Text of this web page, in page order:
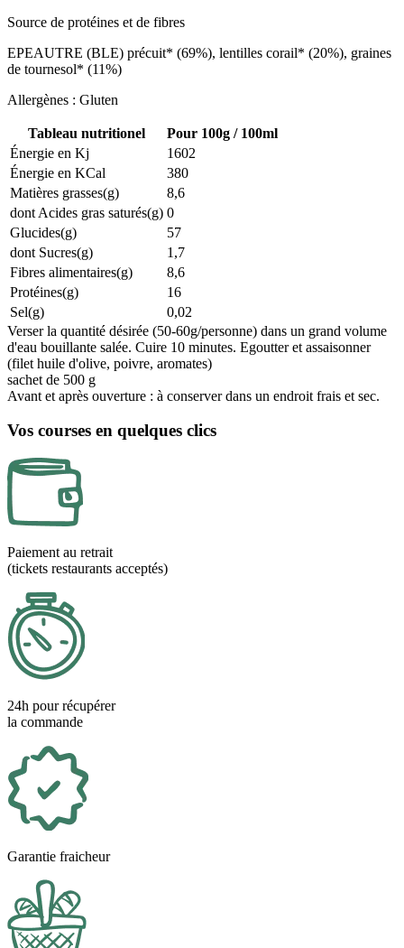
Source de protéines et de fibres
EPEAUTRE (BLE) précuit* (69%), lentilles corail* (20%), graines
de tournesol* (11%)
Allergènes : Gluten
Tableau nutritionel
Pour 100g / 100ml
Énergie en Kj
1602
Énergie en KCal
380
Matières grasses(g)
8,6
dont Acides gras saturés(g) 0
Glucides(g)
57
dont Sucres(g)
1,7
Fibres alimentaires(g)
8,6
Protéines(g)
16
Sel(g)
0,02
Verser la quantité désirée (50-60g/personne) dans un grand volume
d'eau bouillante salée. Cuire 10 minutes. Egoutter et assaisonner
(filet huile d'olive, poivre, aromates)
sachet de 500 g
Avant et après ouverture : à conserver dans un endroit frais et sec.
Vos courses en quelques clics
Paiement au retrait
(tickets restaurants acceptés)
24h pour récupérer
la commande
Garantie fraicheur